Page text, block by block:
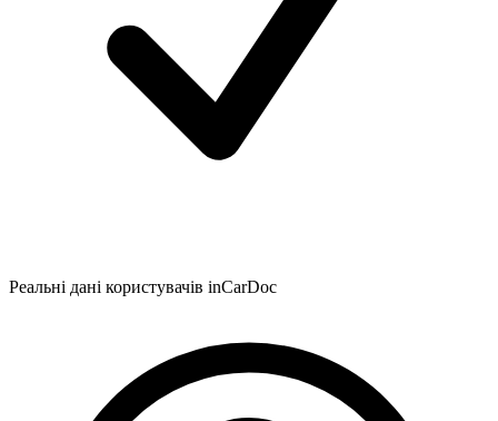
Реальні дані користувачів inCarDoc